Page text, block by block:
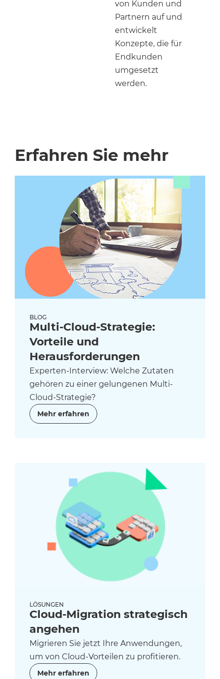
von Kunden und
Partnern auf und
entwickelt
Konzepte, die für
Endkunden
umgesetzt
werden.
Erfahren Sie mehr
BLOG
Multi-Cloud-Strategie:
Vorteile und
Herausforderungen
Experten-Interview: Welche Zutaten
gehören zu einer gelungenen Multi-
Cloud-Strategie?
Mehr erfahren
LÖSUNGEN
Cloud-Migration strategisch
angehen
Migrieren Sie jetzt Ihre Anwendungen,
um von Cloud-Vorteilen zu profitieren.
Mehr erfahren